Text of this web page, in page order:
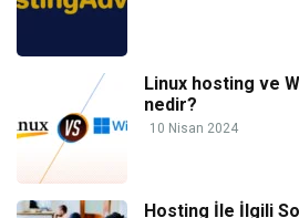
Linux hosting ve
nedir?
10 Nisan 2024
Hosting İle İlgili